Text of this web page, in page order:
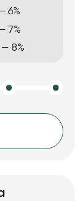
6%
7%
8%